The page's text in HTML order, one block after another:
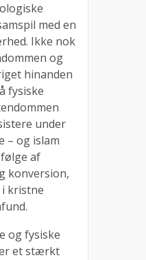
med en
Ikke nok
og
hinanden
fysiske
under
– og islam
af
konversion,
kristne
og fysiske
et stærkt